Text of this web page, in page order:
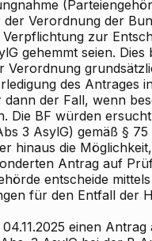
Verordnung der
zur
gehemmt seien. Dies
des Antrages
der Fall, wenn
Die BF würden
3 AsylG) gemäß §
hinaus die
Antrag auf
entscheide mittels
für den Entfall der
einen Antrag